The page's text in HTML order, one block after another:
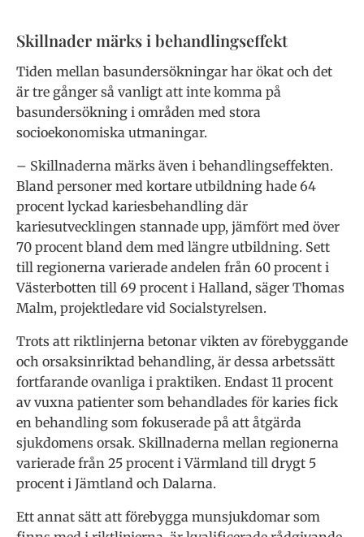
Skillnader märks i behandlingseffekt
Tiden mellan basundersökningar har ökat och det
är tre gånger så vanligt att inte komma på
basundersökning i områden med stora
socioekonomiska utmaningar.
– Skillnaderna märks även i behandlingseffekten.
Bland personer med kortare utbildning hade 64
procent lyckad kariesbehandling där
kariesutvecklingen stannade upp, jämfört med över
70 procent bland dem med längre utbildning. Sett
till regionerna varierade andelen från 60 procent i
Västerbotten till 69 procent i Halland, säger Thomas
Malm, projektledare vid Socialstyrelsen.
Trots att riktlinjerna betonar vikten av förebyggande
och orsaksinriktad behandling, är dessa arbetssätt
fortfarande ovanliga i praktiken. Endast 11 procent
av vuxna patienter som behandlades för karies fick
en behandling som fokuserade på att åtgärda
sjukdomens orsak. Skillnaderna mellan regionerna
varierade från 25 procent i Värmland till drygt 5
procent i Jämtland och Dalarna.
Ett annat sätt att förebygga munsjukdomar som